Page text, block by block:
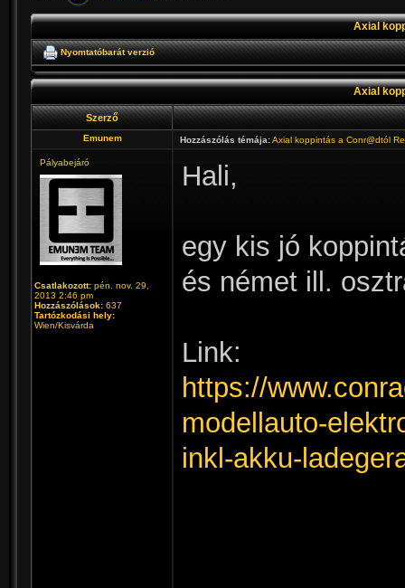
Axial
Nyomtatóbarát verzió
Axial
Szerző
Emunem Hozzászólás témája:Axial koppintás a Conr@dtól
Pályabejáró
Csatlakozott: pén. nov. 29,
2013 2:46 pm
Hozzászólások: 637
Tartózkodási hely:
Wien/Kisvárda
Hali,
egy kis jó
és német ill.
Link:
https://
modellauto-
inkl-akku-